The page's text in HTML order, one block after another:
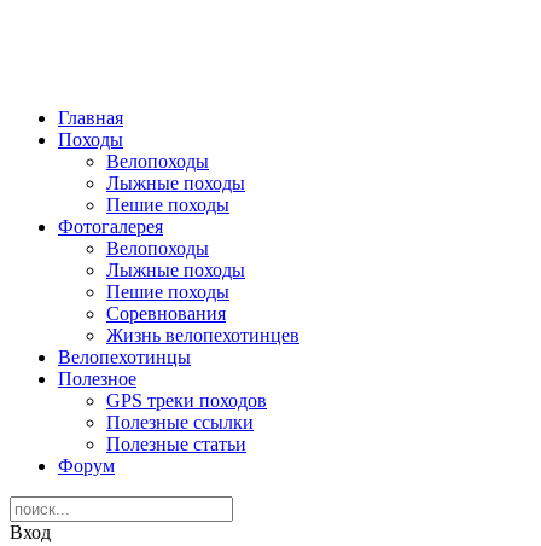
Главная
Походы
Велопоходы
Лыжные походы
Пешие походы
Фотогалерея
Велопоходы
Лыжные походы
Пешие походы
Соревнования
Жизнь велопехотинцев
Велопехотинцы
Полезное
GPS треки походов
Полезные ссылки
Полезные статьи
Форум
Вход